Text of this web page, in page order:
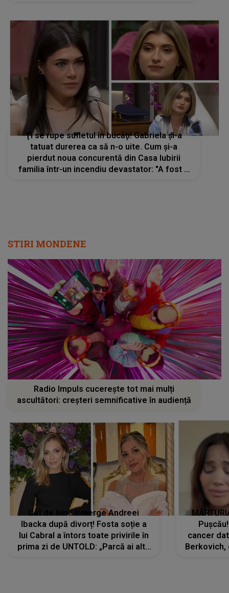
Ţi se rupe sufletul în bucăţi! Gabriela și-a
tatuat durerea ca să n-o uite. Cum și-a
pierdut noua concurentă din Casa Iubirii
familia într-un incendiu devastator: "A fost o
STIRI MONDENE
Radio Impuls cucerește tot mai mulți
ascultători: creșteri semnificative în audiență
Cât de bine îi merge Andreei
Ibacka după divorț! Fosta soție a
lui Cabral a întors toate privirile în
prima zi de UNTOLD: „Parcă ai altă
cancer